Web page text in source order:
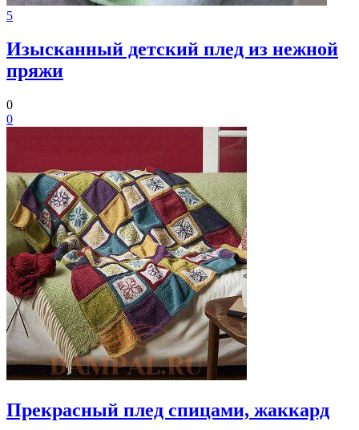
5
Изысканный детский плед из нежной
пряжи
0
0
Прекрасный плед спицами, жаккард